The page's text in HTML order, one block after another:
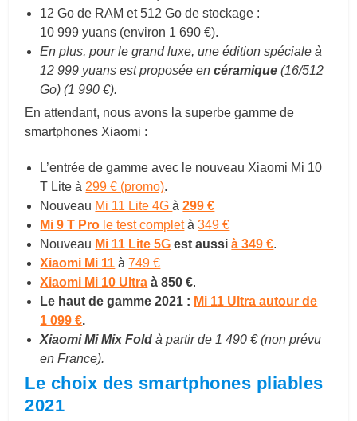
12 Go de RAM et 512 Go de stockage :
10 999 yuans (environ 1 690 €).
En plus, pour le grand luxe, une édition spéciale à
12 999 yuans est proposée encéramique (16/512
Go) (1 990 €).
En attendant, nous avons la superbe gamme de
smartphones Xiaomi :
L’entrée de gamme avec le nouveau Xiaomi Mi 10
T Lite à 299 € (promo).
Nouveau Mi 11 Lite 4Gà299 €
Mi 9 T Pro le test completà349 €
Nouveau Mi 11 Lite 5G est aussià 349 €.
Xiaomi Mi 11 à749 €
Xiaomi Mi 10 Ultra à 850 €.
Le haut de gamme 2021 : Mi 11 Ultra autour de
1 099 €.
Xiaomi Mi Mix Fold à partir de 1 490 € (non prévu
en France).
Le choix des smartphones pliables
2021